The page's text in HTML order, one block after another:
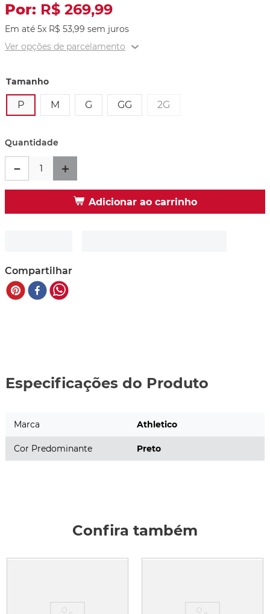
R$ 269,99
Em até 5x R$ 53,99 sem juros
Ver opções de parcelamento
Tamanho
P M G GG 2G
Quantidade
＋
－
Adicionar ao carrinho
Compartilhar
Especificações do Produto
Marca Athletico
Cor Predominante Preto
Confira também